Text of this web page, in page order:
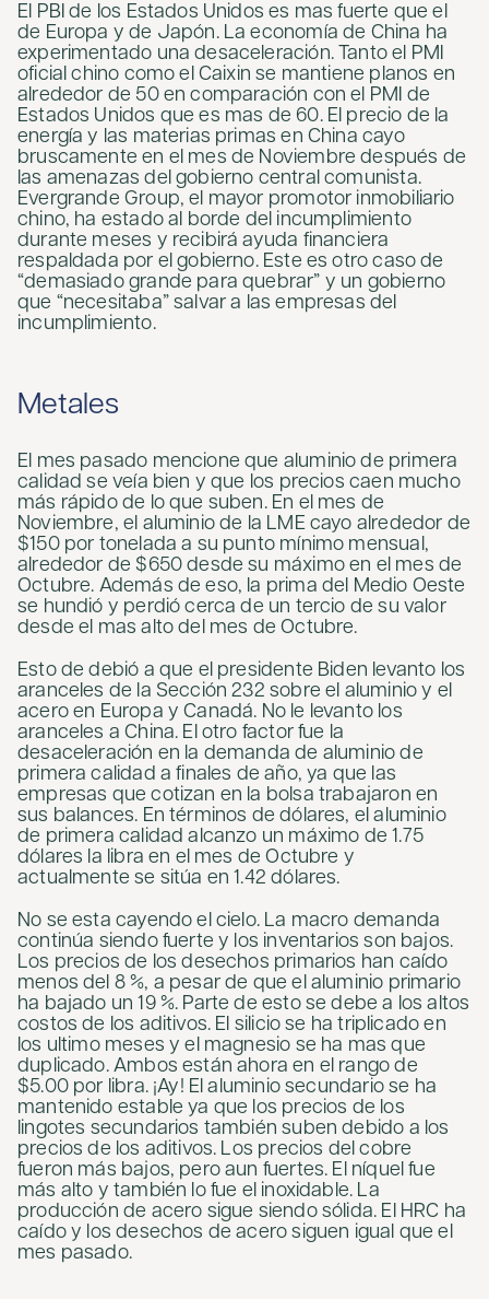
El PBI de los Estados Unidos es mas fuerte que el
de Europa y de Japón. La economía de China ha
experimentado una desaceleración. Tanto el PMI
oficial chino como el Caixin se mantiene planos en
alrededor de 50 en comparación con el PMI de
Estados Unidos que es mas de 60. El precio de la
energía y las materias primas en China cayo
bruscamente en el mes de Noviembre después de
las amenazas del gobierno central comunista.
Evergrande Group, el mayor promotor inmobiliario
chino, ha estado al borde del incumplimiento
durante meses y recibirá ayuda financiera
respaldada por el gobierno. Este es otro caso de
“demasiado grande para quebrar” y un gobierno
que “necesitaba” salvar a las empresas del
incumplimiento.
Metales
El mes pasado mencione que aluminio de primera
calidad se veía bien y que los precios caen mucho
más rápido de lo que suben. En el mes de
Noviembre, el aluminio de la LME cayo alrededor de
$150 por tonelada a su punto mínimo mensual,
alrededor de $650 desde su máximo en el mes de
Octubre. Además de eso, la prima del Medio Oeste
se hundió y perdió cerca de un tercio de su valor
desde el mas alto del mes de Octubre.
Esto de debió a que el presidente Biden levanto los
aranceles de la Sección 232 sobre el aluminio y el
acero en Europa y Canadá. No le levanto los
aranceles a China. El otro factor fue la
desaceleración en la demanda de aluminio de
primera calidad a finales de año, ya que las
empresas que cotizan en la bolsa trabajaron en
sus balances. En términos de dólares, el aluminio
de primera calidad alcanzo un máximo de 1.75
dólares la libra en el mes de Octubre y
actualmente se sitúa en 1.42 dólares.
No se esta cayendo el cielo. La macro demanda
continúa siendo fuerte y los inventarios son bajos.
Los precios de los desechos primarios han caído
menos del 8 %, a pesar de que el aluminio primario
ha bajado un 19 %. Parte de esto se debe a los altos
costos de los aditivos. El silicio se ha triplicado en
los ultimo meses y el magnesio se ha mas que
duplicado. Ambos están ahora en el rango de
$5.00 por libra. ¡Ay! El aluminio secundario se ha
mantenido estable ya que los precios de los
lingotes secundarios también suben debido a los
precios de los aditivos. Los precios del cobre
fueron más bajos, pero aun fuertes. El níquel fue
más alto y también lo fue el inoxidable. La
producción de acero sigue siendo sólida. El HRC ha
caído y los desechos de acero siguen igual que el
mes pasado.